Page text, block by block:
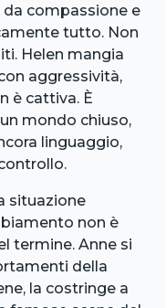
compassione e
tutto. Non
Helen mangia
aggressività,
è cattiva. È
mondo chiuso,
linguaggio,
situazione
non è
termine. Anne si
della
la costringe a